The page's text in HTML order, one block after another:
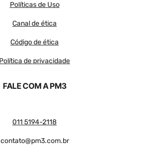
Políticas de Uso
Canal de ética
Código de ética
Política de privacidade
FALE COM A PM3
011 5194-2118
contato@pm3.com.br